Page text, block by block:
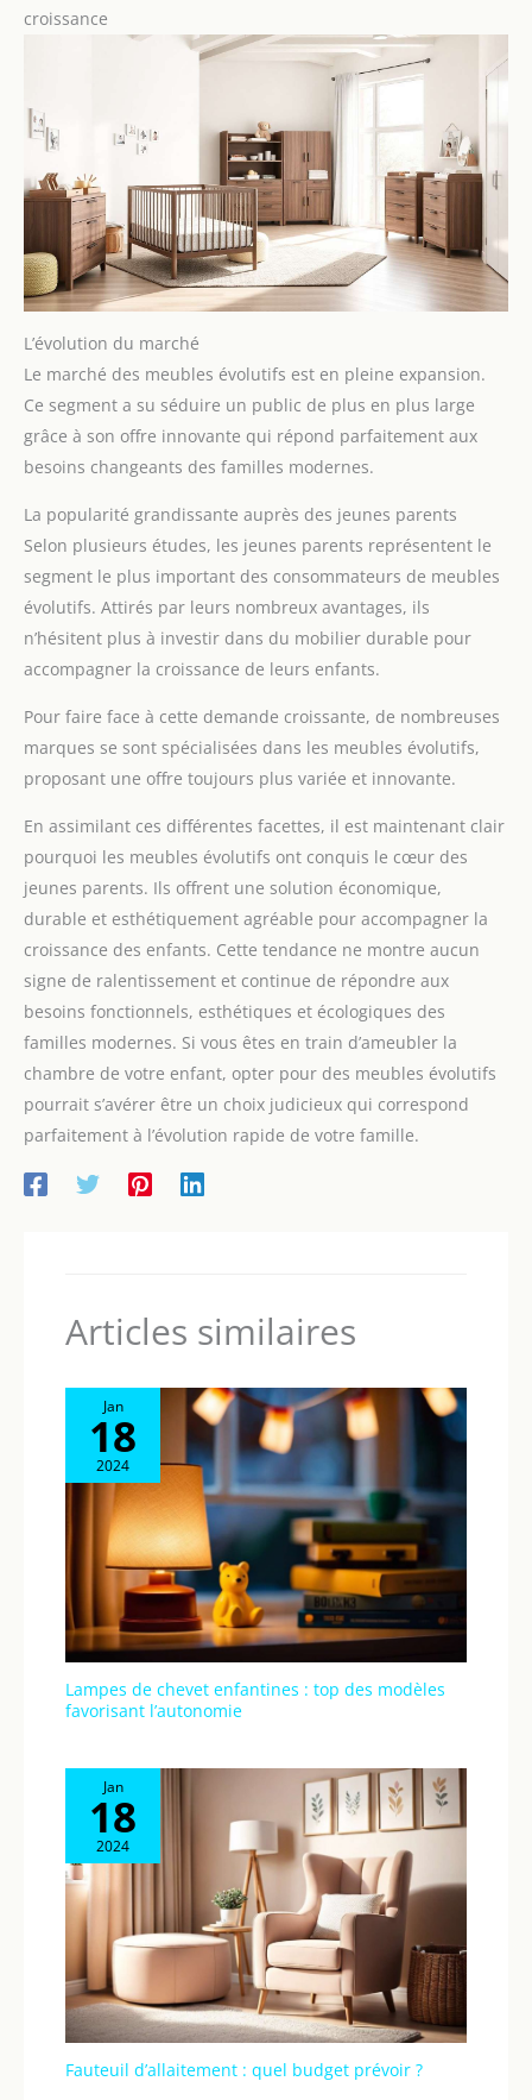
croissance
L’évolution du marché
Le marché des meubles évolutifs est en pleine expansion.
Ce segment a su séduire un public de plus en plus large
grâce à son offre innovante qui répond parfaitement aux
besoins changeants des familles modernes.
La popularité grandissante auprès des jeunes parents
Selon plusieurs études, les jeunes parents représentent le
segment le plus important des consommateurs de meubles
évolutifs. Attirés par leurs nombreux avantages, ils
n’hésitent plus à investir dans du mobilier durable pour
accompagner la croissance de leurs enfants.
Pour faire face à cette demande croissante, de nombreuses
marques se sont spécialisées dans les meubles évolutifs,
proposant une offre toujours plus variée et innovante.
En assimilant ces différentes facettes, il est maintenant clair
pourquoi les meubles évolutifs ont conquis le cœur des
jeunes parents. Ils offrent une solution économique,
durable et esthétiquement agréable pour accompagner la
croissance des enfants. Cette tendance ne montre aucun
signe de ralentissement et continue de répondre aux
besoins fonctionnels, esthétiques et écologiques des
familles modernes. Si vous êtes en train d’ameubler la
chambre de votre enfant, opter pour des meubles évolutifs
pourrait s’avérer être un choix judicieux qui correspond
parfaitement à l’évolution rapide de votre famille.
Articles similaires
Jan
18
2024
Lampes de chevet enfantines : top des modèles
favorisant l’autonomie
Jan
18
2024
Fauteuil d’allaitement : quel budget prévoir ?